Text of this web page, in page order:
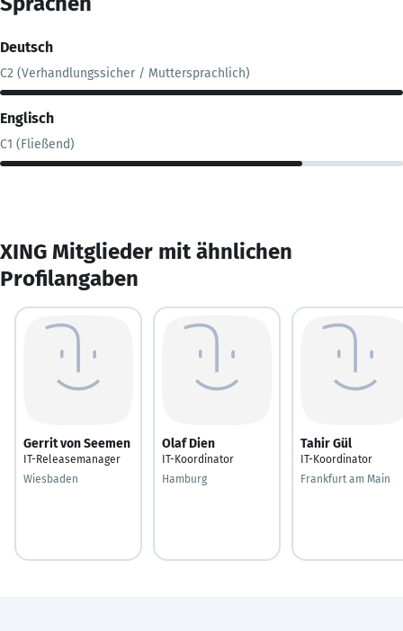
Deutsch
C2 (Verhandlungssicher / Muttersprachlich)
Englisch
C1 (Fließend)
XING Mitglieder mit ähnlichen
Profilangaben
Gerrit von Seemen
IT-Releasemanager
Wiesbaden
Olaf Dien
IT-Koordinator
Hamburg
Tahir Gül
IT-Koordinator
Frankfurt am Main